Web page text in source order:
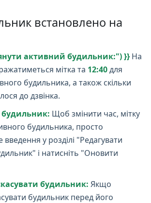
встановлено на
активний будильник:") }} На
мітка та 12:40для
будильника, а також скільки
до дзвінка.
будильник: Щоб змінити час, мітку
будильника, просто
введення у розділі "Редагувати
і натисніть "Оновити
будильник: Якщо
будильник перед його